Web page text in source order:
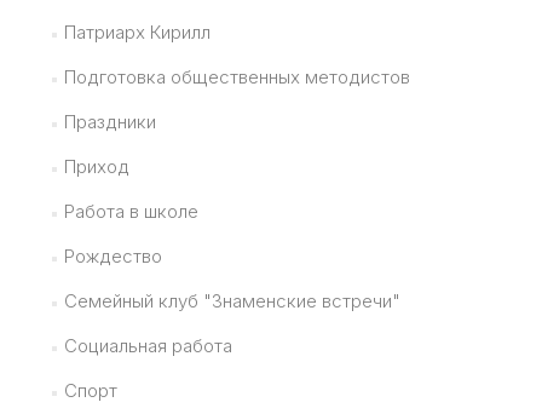
Патриарх Кирилл
Подготовка общественных методистов
Праздники
Приход
Работа в школе
Рождество
Семейный клуб "Знаменские встречи"
Социальная работа
Спорт